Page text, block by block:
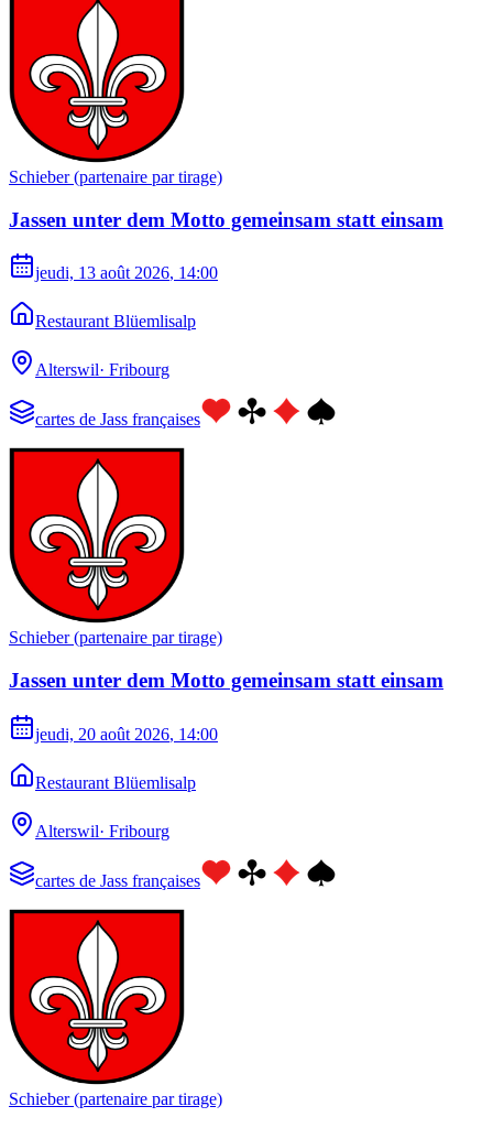
Schieber (partenaire par tirage)
Jassen unter dem Motto gemeinsam statt einsam
jeudi, 13 août 2026, 14:00
Restaurant Blüemlisalp
Alterswil· Fribourg
cartes de Jass françaises
Schieber (partenaire par tirage)
Jassen unter dem Motto gemeinsam statt einsam
jeudi, 20 août 2026, 14:00
Restaurant Blüemlisalp
Alterswil· Fribourg
cartes de Jass françaises
Schieber (partenaire par tirage)